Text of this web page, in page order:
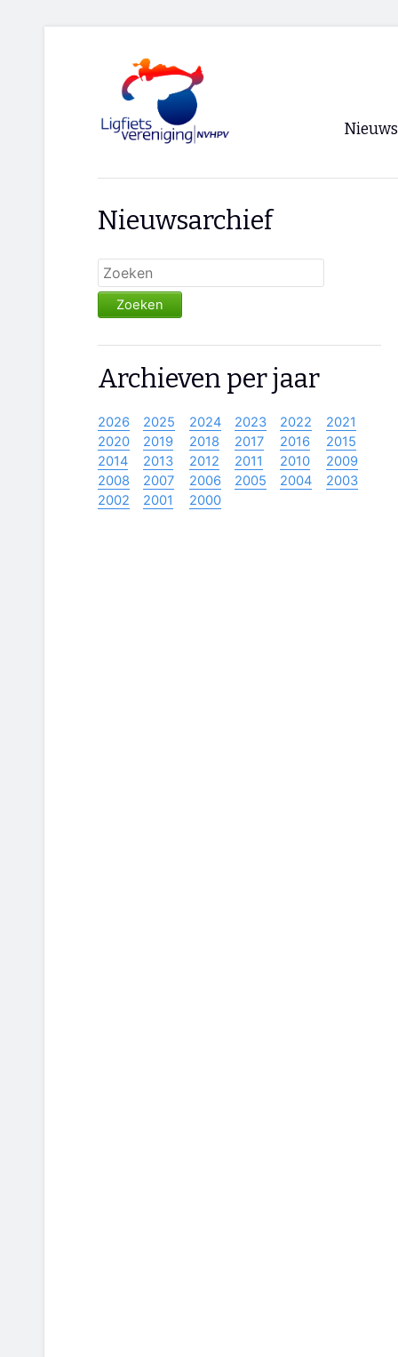
Nieuws
Nieuwsarchief
Zoeken
Archieven per jaar
2026 2025 2024 2023 2022
2021
2020
2019 2018 2017 2016
2015
2014
2013 2012 2011 2010
2009
2008
2007 2006 2005 2004
2003
2002
2001 2000